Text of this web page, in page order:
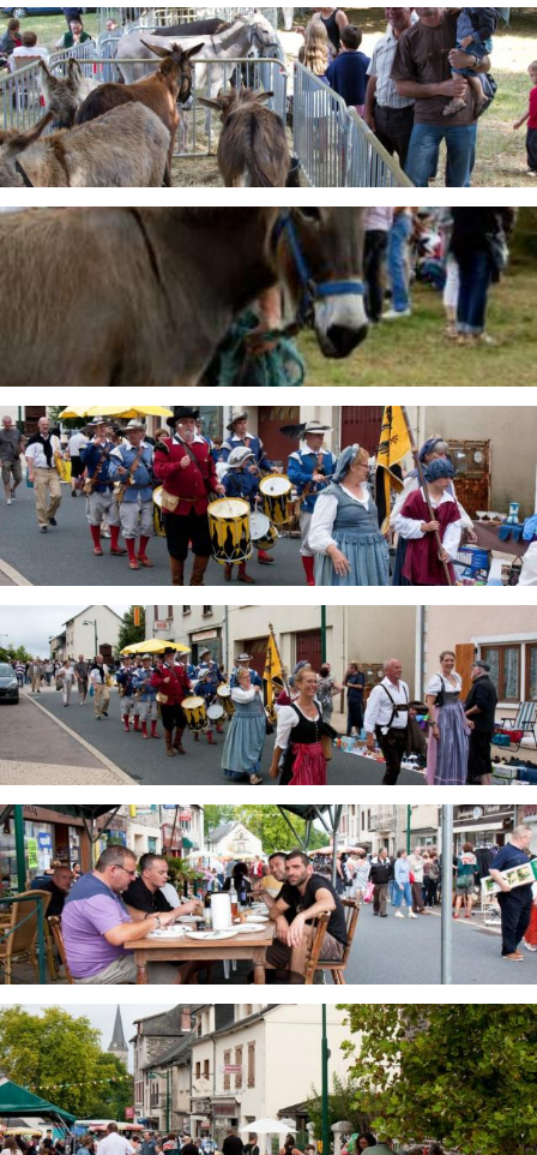
Image
Image
Image
Image
Image